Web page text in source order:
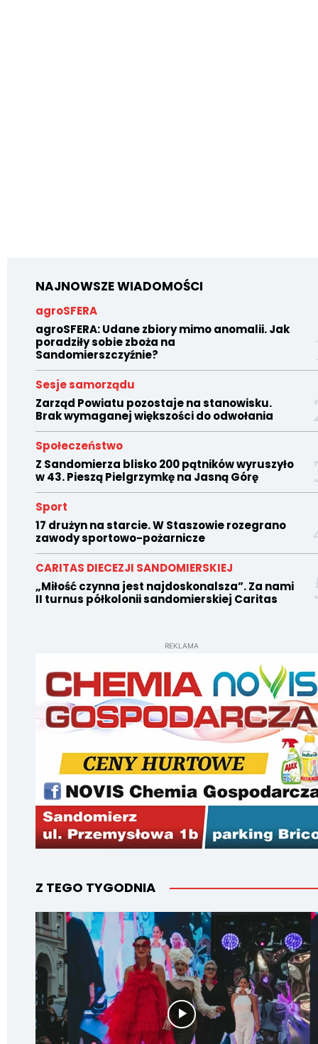
NAJNOWSZE WIADOMOŚCI
agroSFERA
agroSFERA: Udane zbiory mimo anomalii. Jak
poradziły sobie zboża na
Sandomierszczyźnie?
Sesje samorządu
Zarząd Powiatu pozostaje na stanowisku.
Brak wymaganej większości do odwołania
Społeczeństwo
Z Sandomierza blisko 200 pątników wyruszyło
w 43. Pieszą Pielgrzymkę na Jasną Górę
Sport
17 drużyn na starcie. W Staszowie rozegrano
zawody sportowo-pożarnicze
CARITAS DIECEZJI SANDOMIERSKIEJ
„Miłość czynna jest najdoskonalsza”. Za nami
II turnus półkolonii sandomierskiej Caritas
REKLAMA
Z TEGO TYGODNIA